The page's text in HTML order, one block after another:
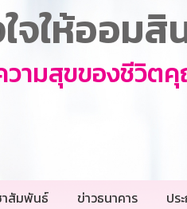
จให้ออมสิ
ามสุขของชีวิต
าสัมพันธ์ ข่าวธนาคาร ปร